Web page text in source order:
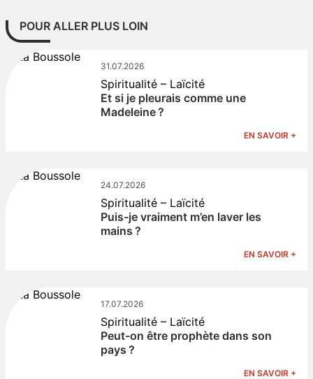
POUR ALLER PLUS LOIN
31.07.2026
Spiritualité – Laïcité
Et si je pleurais comme une
Madeleine ?
EN SAVOIR +
24.07.2026
Spiritualité – Laïcité
Puis-je vraiment m’en laver les
mains ?
EN SAVOIR +
17.07.2026
Spiritualité – Laïcité
Peut-on être prophète dans son
pays ?
EN SAVOIR +